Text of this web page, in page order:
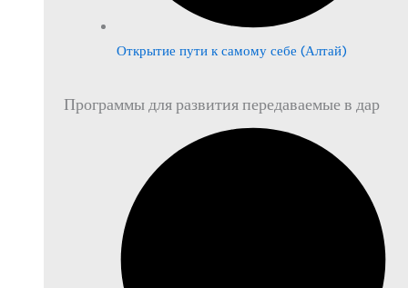
Открытие пути к самому себе (Алтай)
Программы для развития передаваемые в дар